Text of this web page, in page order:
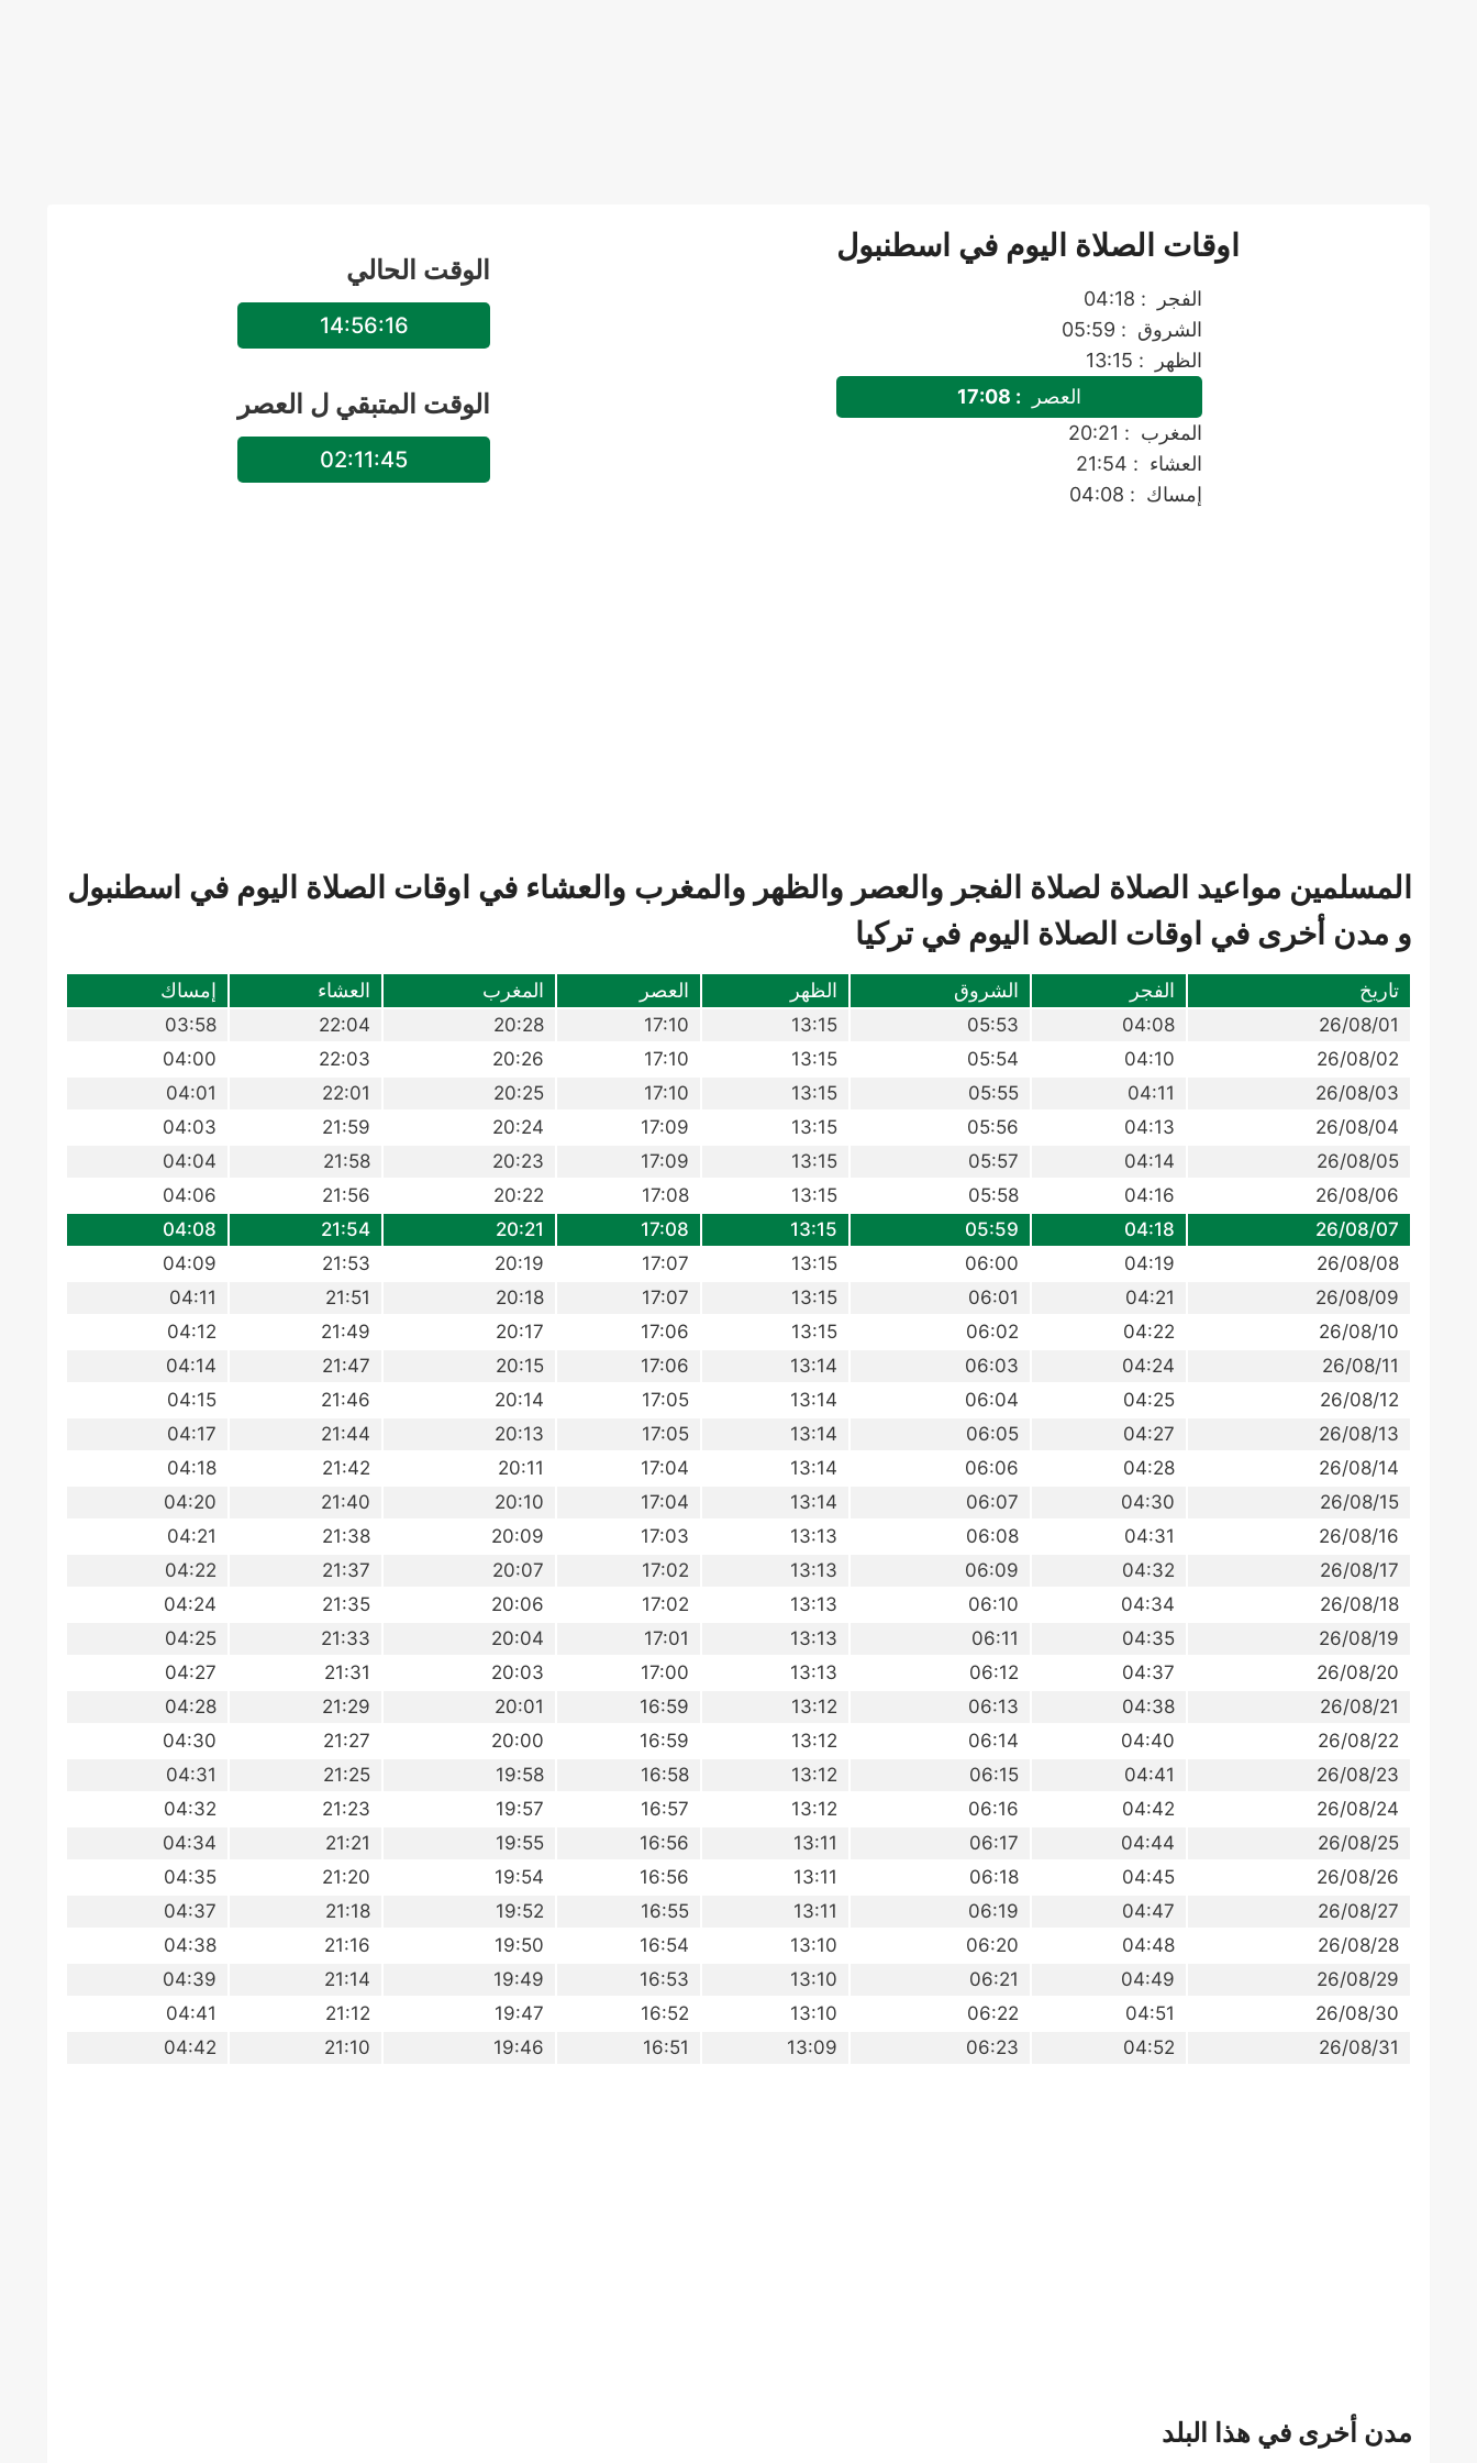
اوقات الصلاة اليوم في اسطنبول
الفجر
: 04:18
الشروق : 05:59
الظهر
: 13:15
العصر
: 17:08
المغرب : 20:21
العشاء : 21:54
إمساك : 04:08
الوقت الحالي
14:56:16
الوقت المتبقي ل العصر
02:11:45
المسلمين مواعيد الصلاة لصلاة الفجر والعصر والظهر والمغرب والعشاء في اوقات الصلاة اليوم في اسطنبول
و مدن أخرى في اوقات الصلاة اليوم في تركيا
تاريخ الفجر الشروق الظهر العصر المغرب العشاء إمساك
26/08/01
04:08
05:53
13:15
17:10
20:28
22:04
03:58
26/08/02
04:10
05:54
13:15
17:10
20:26
22:03
04:00
26/08/03
04:11
05:55
13:15
17:10
20:25
22:01
04:01
26/08/04
04:13
05:56
13:15
17:09
20:24
21:59
04:03
26/08/05
04:14
05:57
13:15
17:09
20:23
21:58
04:04
26/08/06
04:16
05:58
13:15
17:08
20:22
21:56
04:06
26/08/07
04:18
05:59
13:15
17:08
20:21
21:54
04:08
26/08/08
04:19
06:00
13:15
17:07
20:19
21:53
04:09
26/08/09
04:21
06:01
13:15
17:07
20:18
21:51
04:11
26/08/10
04:22
06:02
13:15
17:06
20:17
21:49
04:12
26/08/11
04:24
06:03
13:14
17:06
20:15
21:47
04:14
26/08/12
04:25
06:04
13:14
17:05
20:14
21:46
04:15
26/08/13
04:27
06:05
13:14
17:05
20:13
21:44
04:17
26/08/14
04:28
06:06
13:14
17:04
20:11
21:42
04:18
26/08/15
04:30
06:07
13:14
17:04
20:10
21:40
04:20
26/08/16
04:31
06:08
13:13
17:03
20:09
21:38
04:21
26/08/17
04:32
06:09
13:13
17:02
20:07
21:37
04:22
26/08/18
04:34
06:10
13:13
17:02
20:06
21:35
04:24
26/08/19
04:35
06:11
13:13
17:01
20:04
21:33
04:25
26/08/20
04:37
06:12
13:13
17:00
20:03
21:31
04:27
26/08/21
04:38
06:13
13:12
16:59
20:01
21:29
04:28
26/08/22
04:40
06:14
13:12
16:59
20:00
21:27
04:30
26/08/23
04:41
06:15
13:12
16:58
19:58
21:25
04:31
26/08/24
04:42
06:16
13:12
16:57
19:57
21:23
04:32
26/08/25
04:44
06:17
13:11
16:56
19:55
21:21
04:34
26/08/26
04:45
06:18
13:11
16:56
19:54
21:20
04:35
26/08/27
04:47
06:19
13:11
16:55
19:52
21:18
04:37
26/08/28
04:48
06:20
13:10
16:54
19:50
21:16
04:38
26/08/29
04:49
06:21
13:10
16:53
19:49
21:14
04:39
26/08/30
04:51
06:22
13:10
16:52
19:47
21:12
04:41
26/08/31
04:52
06:23
13:09
16:51
19:46
21:10
04:42
مدن أخرى في هذا البلد